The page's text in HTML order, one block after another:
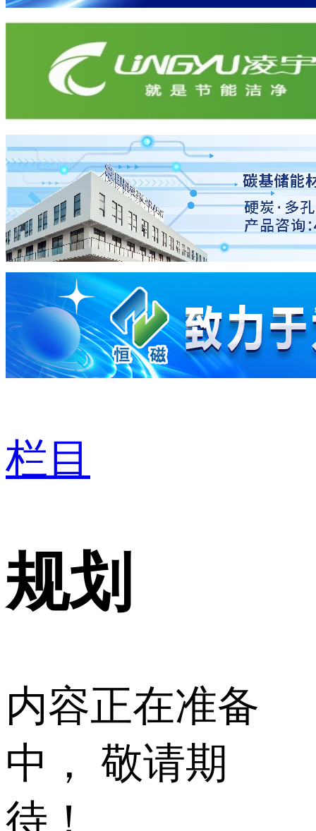
栏目
规划
内容正在准备
中， 敬请期
待！